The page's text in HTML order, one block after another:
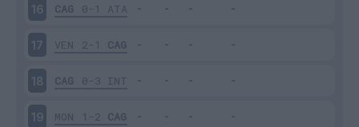
16 CAG 0-1 ATA
17 VEN 2-1 CAG
18 CAG 0-3 INT
19 MON 1-2 CAG